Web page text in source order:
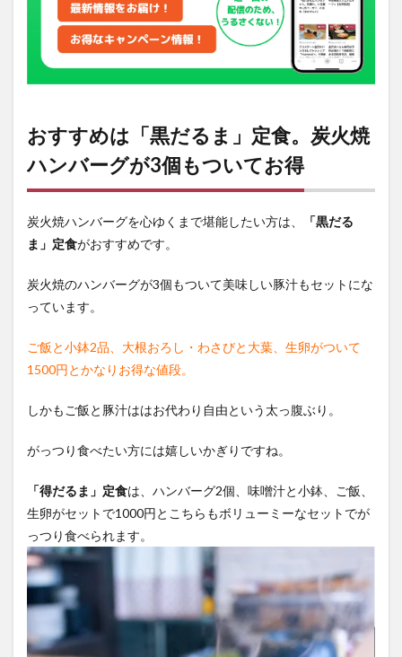
個も
てお
得
前で
あつ
ハン
グを
ライ
覚が
ロ感
満載
これ
ない
にボ
リュ
ーム
たっ
ぷり
の豚
汁
も！
「黒
おすすめは「黒だるま」定食。炭火焼
ハンバーグが3個もついてお得
炭火焼ハンバーグを心ゆくまで堪能したい方は、
「黒だる
ま」定食がおすすめです。
炭火焼のハンバーグが3個もついて美味しい豚汁もセットにな
っています。
ご飯と小鉢2品、大根おろし・わさびと大葉、生卵がついて
1500円とかなりお得な値段。
しかもご飯と豚汁ははお代わり自由という太っ腹ぶり。
がっつり食べたい方には嬉しいかぎりですね。
「得だるま」定食は、ハンバーグ2個、味噌汁と小鉢、ご飯、
生卵がセットで1000円とこちらもボリューミーなセットでが
っつり食べられます。